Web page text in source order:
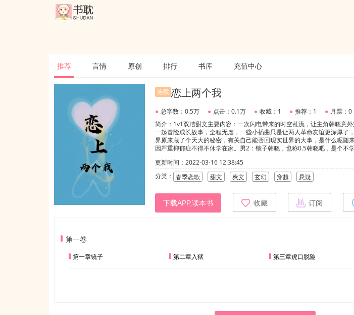
推荐 言情 原创 排行 书库 充值中心
连载 恋上两个我
● 总字数：0.5万 ● 点击：0.1万 ● 收藏：1 ● 推荐：1 ● 月票：0
简介：1v1双洁甜文主要内容：一次闪电带来的时空乱流，让主角韩晓意
一起冒险成长故事，全程无虐，一些小插曲只是让两人革命友谊更深厚了
界原来蔵了个天大的秘密，有关自己能否回现实世界的大事，是什么呢随
因严重抑郁症不得不休学在家。男2：镜子韩晓，也称0.5韩晓吧，是个不
更新时间：2022-03-16 12:38:45
分类： 春季恋歌 甜文 爽文 玄幻 穿越 悬疑
下载APP,读本书 收藏 订阅
第一卷
第一章镜子 第二章入狱 第三章虎口脱险